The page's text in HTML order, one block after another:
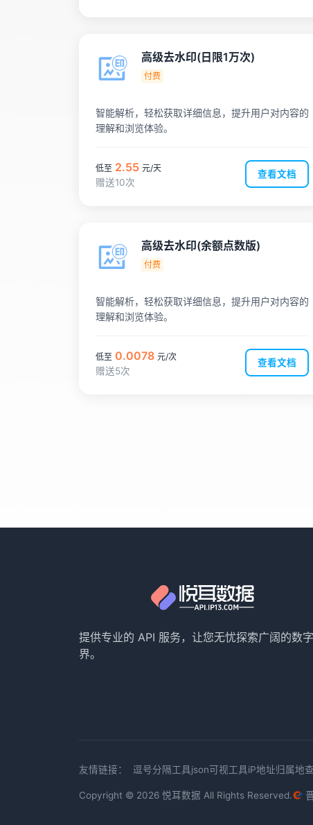
高级去水印(日限1万次)
付费
智能解析，轻松获取详细信息，提升用户对内容的
理解和浏览体验。
低至 2.55 元/天
赠送10次
查看文档
高级去水印(余额点数版)
付费
智能解析，轻松获取详细信息，提升用户对内容的
理解和浏览体验。
低至 0.0078 元/次
赠送5次
查看文档
提供专业的 API 服务，让您无忧探索广阔的数
界。
友情链接： 逗号分隔工具json可视工具iP地址归属地
Copyright © 2026 悦耳数据 All Rights Reserved.